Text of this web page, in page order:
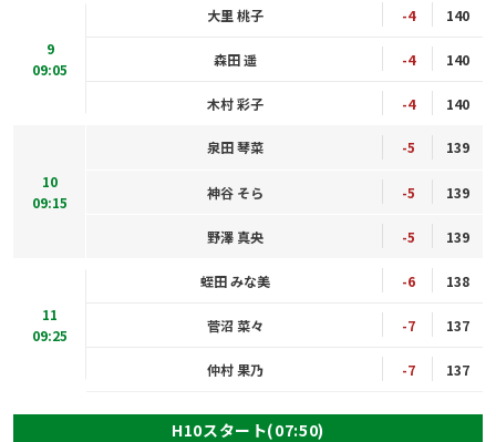
9
09:05
大里 桃子 -4 140
森田 遥 -4 140
木村 彩子 -4 140
10
09:15
泉田 琴菜 -5 139
神谷 そら -5 139
野澤 真央 -5 139
11
09:25
蛭田 みな美 -6 138
菅沼 菜々 -7 137
仲村 果乃 -7 137
H10スタート(07:50)